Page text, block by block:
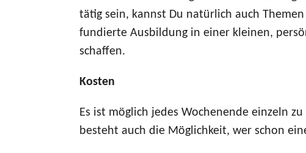
tätig sein, kannst Du natürlich auch
fundierte Ausbildung in einer kleinen,
schaffen.
Kosten
Es ist möglich jedes Wochenende einzeln
besteht auch die Möglichkeit, wer schon